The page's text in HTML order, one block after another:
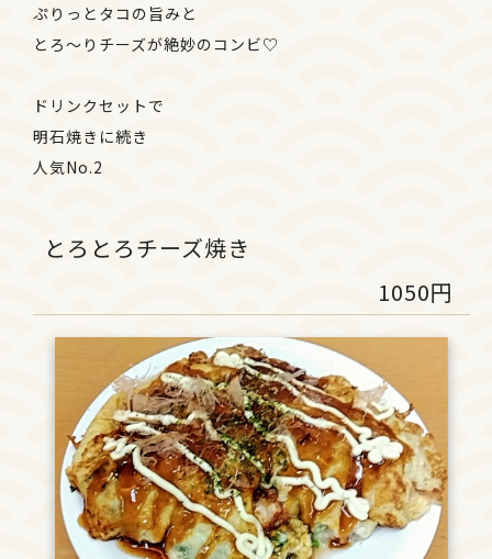
ぷりっとタコの旨みと
とろ～りチーズが絶妙のコンビ♡
ドリンクセットで
明石焼きに続き
人気No.2
とろとろチーズ焼き
1050円